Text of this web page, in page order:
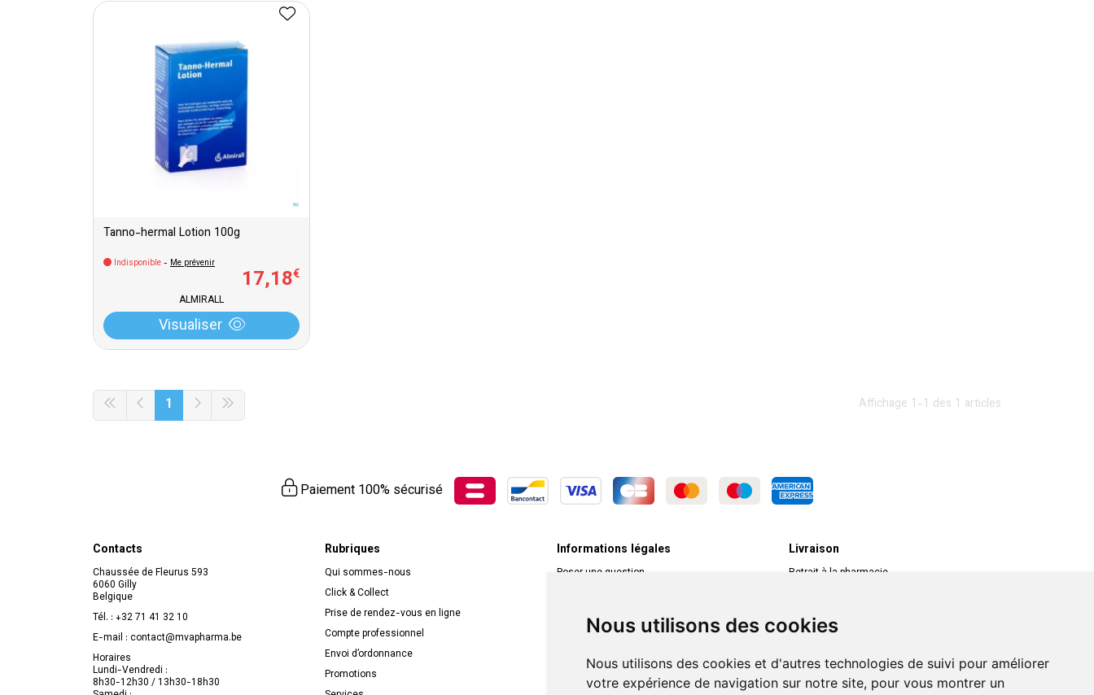
Nous utilisons des cookies
Nous utilisons des cookies et d'autres technologies de suivi pour améliorer
votre expérience de navigation sur notre site, pour vous montrer un
Tanno-hermal Lotion 100g
Indisponible - Me prévenir
17,18€
ALMIRALL
Visualiser
Affichage 1-1 des 1 articles
1
Paiement 100% sécurisé
Contacts
Chaussée de Fleurus 593
6060 Gilly
Belgique
Tél. : +32 71 41 32 10
E-mail : contact@mvapharma.be
Horaires
Lundi-Vendredi :
8h30-12h30 / 13h30-18h30
Rubriques
Qui sommes-nous
Click & Collect
Prise de rendez-vous en ligne
Compte professionnel
Envoi d’ordonnance
Promotions
Informations légales
Poser une question
Livraison
Retrait à la pharmacie
Livraison dans un Point Relais